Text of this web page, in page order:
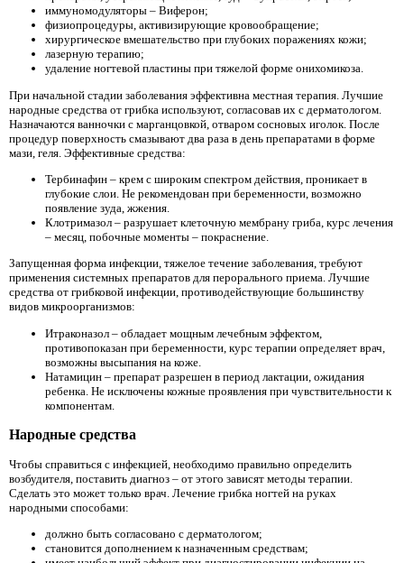
иммуномодуляторы – Виферон;
физиопроцедуры, активизирующие кровообращение;
хирургическое вмешательство при глубоких поражениях кожи;
лазерную терапию;
удаление ногтевой пластины при тяжелой форме онихомикоза.
При начальной стадии заболевания эффективна местная терапия. Лучшие
народные средства от грибка используют, согласовав их с дерматологом.
Назначаются ванночки с марганцовкой, отваром сосновых иголок. После
процедур поверхность смазывают два раза в день препаратами в форме
мази, геля. Эффективные средства:
Тербинафин – крем с широким спектром действия, проникает в
глубокие слои. Не рекомендован при беременности, возможно
появление зуда, жжения.
Клотримазол – разрушает клеточную мембрану гриба, курс лечения
– месяц, побочные моменты – покраснение.
Запущенная форма инфекции, тяжелое течение заболевания, требуют
применения системных препаратов для перорального приема. Лучшие
средства от грибковой инфекции, противодействующие большинству
видов микроорганизмов:
Итраконазол – обладает мощным лечебным эффектом,
противопоказан при беременности, курс терапии определяет врач,
возможны высыпания на коже.
Натамицин – препарат разрешен в период лактации, ожидания
ребенка. Не исключены кожные проявления при чувствительности к
компонентам.
Народные средства­
Чтобы справиться с инфекцией, необходимо правильно определить
возбудителя, поставить диагноз – от этого зависят методы терапии.
Сделать это может только врач. Лечение грибка ногтей на руках
народными способами:
должно быть согласовано с дерматологом;
становится дополнением к назначенным средствам;